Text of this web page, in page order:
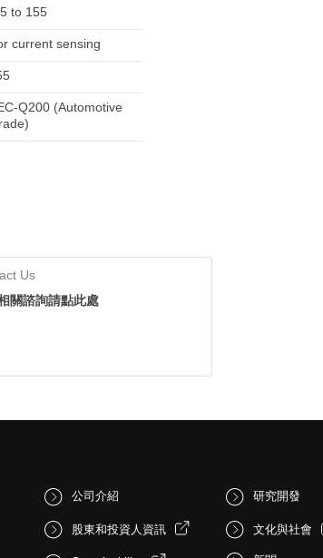
to 155
current sensing
Q200 (Automotive
Us
關諮詢請點此處
公司介紹
股東和投資人資訊
研究開發
文化與社會